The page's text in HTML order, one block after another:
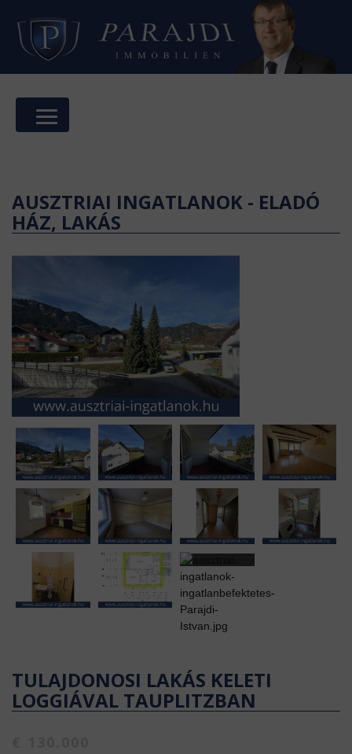
AUSZTRIAI INGATLANOK - ELADÓ
HÁZ, LAKÁS
TULAJDONOSI LAKÁS KELETI
LOGGIÁVAL TAUPLITZBAN